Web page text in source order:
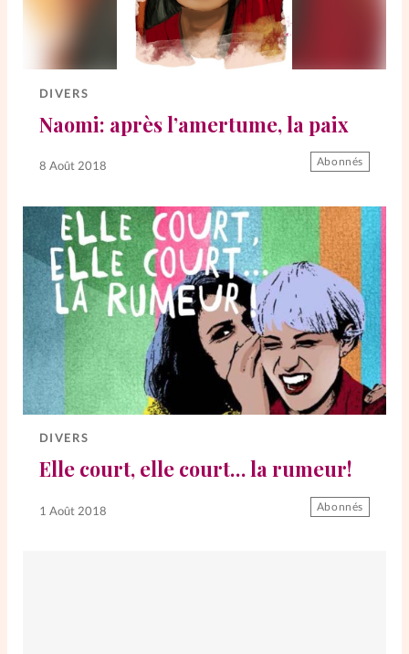
La Boutique
La Pause SpirituElles - toutes les
La rédaction
Mon compte
Changement d'adresse
Nous contacter
DIVERS
Naomi: après l’amertume, la paix
8 Août 2018 Abonnés
DIVERS
Elle court, elle court… la rumeur!
1 Août 2018 Abonnés